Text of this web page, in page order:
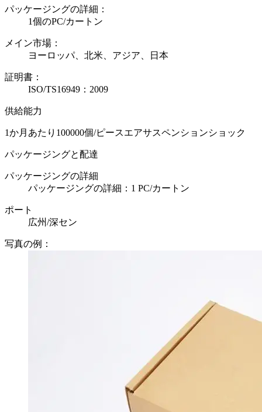
パッケージングの詳細：
1個のPC/カートン
メイン市場：
ヨーロッパ、北米、アジア、日本
証明書：
ISO/TS16949：2009
供給能力
1か月あたり100000個/ピースエアサスペンションショック
パッケージングと配達
パッケージングの詳細
パッケージングの詳細：1 PC/カートン
ポート
広州/深セン
写真の例：